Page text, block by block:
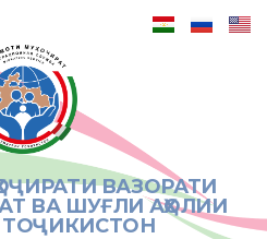
ВАЗОРАТИ
ВА ШУҒЛИ АҲОЛИИ
ТОҶИКИСТОН